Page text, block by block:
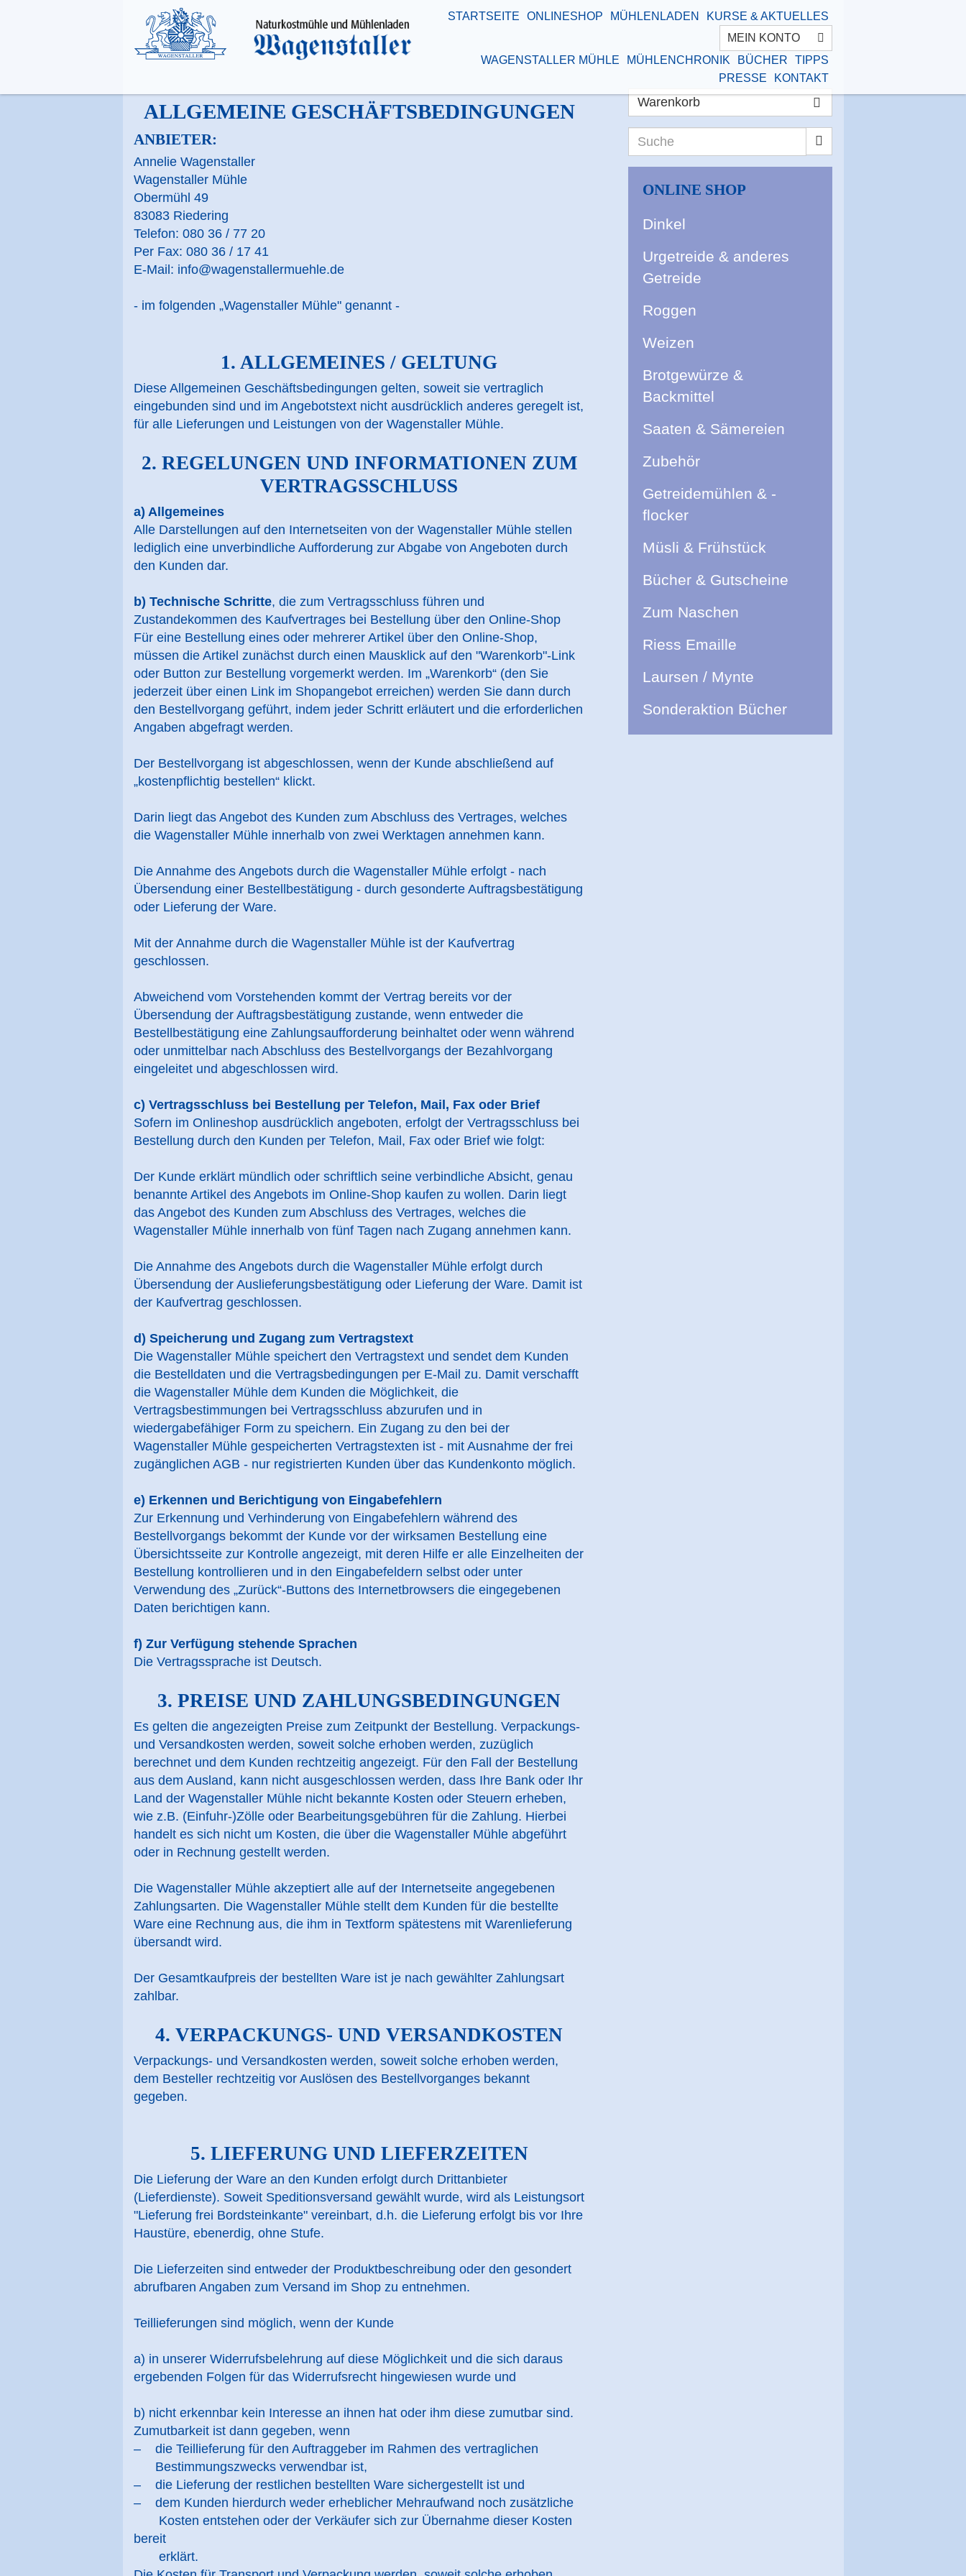
STARTSEITE ONLINESHOP MÜHLENLADEN
KURSE & AKTUELLES
MEIN KONTO
WAGENSTALLER MÜHLE
MÜHLENCHRONIK BÜCHER
TIPPS
PRESSE
KONTAKT
Warenkorb
Suche
ONLINE SHOP
Dinkel
Urgetreide & anderes
Getreide
Roggen
Weizen
Brotgewürze &
Backmittel
Saaten & Sämereien
Zubehör
Getreidemühlen & -
flocker
Müsli & Frühstück
Bücher & Gutscheine
Zum Naschen
Riess Emaille
Laursen / Mynte
Sonderaktion Bücher
ALLGEMEINE GESCHÄFTSBEDINGUNGEN
ANBIETER:
Annelie Wagenstaller
Wagenstaller Mühle
Obermühl 49
83083 Riedering
Telefon: 080 36 / 77 20
Per Fax: 080 36 / 17 41
E-Mail: info@wagenstallermuehle.de
- im folgenden „Wagenstaller Mühle" genannt -
1. ALLGEMEINES / GELTUNG
Diese Allgemeinen Geschäftsbedingungen gelten, soweit sie vertraglich
eingebunden sind und im Angebotstext nicht ausdrücklich anderes geregelt ist,
für alle Lieferungen und Leistungen von der Wagenstaller Mühle.
2. REGELUNGEN UND INFORMATIONEN ZUM
VERTRAGSSCHLUSS
a) Allgemeines
Alle Darstellungen auf den Internetseiten von der Wagenstaller Mühle stellen
lediglich eine unverbindliche Aufforderung zur Abgabe von Angeboten durch
den Kunden dar.
b) Technische Schritte, die zum Vertragsschluss führen und
Zustandekommen des Kaufvertrages bei Bestellung über den Online-Shop
Für eine Bestellung eines oder mehrerer Artikel über den Online-Shop,
müssen die Artikel zunächst durch einen Mausklick auf den "Warenkorb"-Link
oder Button zur Bestellung vorgemerkt werden. Im „Warenkorb“ (den Sie
jederzeit über einen Link im Shopangebot erreichen) werden Sie dann durch
den Bestellvorgang geführt, indem jeder Schritt erläutert und die erforderlichen
Angaben abgefragt werden.
Der Bestellvorgang ist abgeschlossen, wenn der Kunde abschließend auf
„kostenpflichtig bestellen“ klickt.
Darin liegt das Angebot des Kunden zum Abschluss des Vertrages, welches
die Wagenstaller Mühle innerhalb von zwei Werktagen annehmen kann.
Die Annahme des Angebots durch die Wagenstaller Mühle erfolgt - nach
Übersendung einer Bestellbestätigung - durch gesonderte Auftragsbestätigung
oder Lieferung der Ware.
Mit der Annahme durch die Wagenstaller Mühle ist der Kaufvertrag
geschlossen.
Abweichend vom Vorstehenden kommt der Vertrag bereits vor der
Übersendung der Auftragsbestätigung zustande, wenn entweder die
Bestellbestätigung eine Zahlungsaufforderung beinhaltet oder wenn während
oder unmittelbar nach Abschluss des Bestellvorgangs der Bezahlvorgang
eingeleitet und abgeschlossen wird.
c) Vertragsschluss bei Bestellung per Telefon, Mail, Fax oder Brief
Sofern im Onlineshop ausdrücklich angeboten, erfolgt der Vertragsschluss bei
Bestellung durch den Kunden per Telefon, Mail, Fax oder Brief wie folgt:
Der Kunde erklärt mündlich oder schriftlich seine verbindliche Absicht, genau
benannte Artikel des Angebots im Online-Shop kaufen zu wollen. Darin liegt
das Angebot des Kunden zum Abschluss des Vertrages, welches die
Wagenstaller Mühle innerhalb von fünf Tagen nach Zugang annehmen kann.
Die Annahme des Angebots durch die Wagenstaller Mühle erfolgt durch
Übersendung der Auslieferungsbestätigung oder Lieferung der Ware. Damit ist
der Kaufvertrag geschlossen.
d) Speicherung und Zugang zum Vertragstext
Die Wagenstaller Mühle speichert den Vertragstext und sendet dem Kunden
die Bestelldaten und die Vertragsbedingungen per E-Mail zu. Damit verschafft
die Wagenstaller Mühle dem Kunden die Möglichkeit, die
Vertragsbestimmungen bei Vertragsschluss abzurufen und in
wiedergabefähiger Form zu speichern. Ein Zugang zu den bei der
Wagenstaller Mühle gespeicherten Vertragstexten ist - mit Ausnahme der frei
zugänglichen AGB - nur registrierten Kunden über das Kundenkonto möglich.
e) Erkennen und Berichtigung von Eingabefehlern
Zur Erkennung und Verhinderung von Eingabefehlern während des
Bestellvorgangs bekommt der Kunde vor der wirksamen Bestellung eine
Übersichtsseite zur Kontrolle angezeigt, mit deren Hilfe er alle Einzelheiten der
Bestellung kontrollieren und in den Eingabefeldern selbst oder unter
Verwendung des „Zurück“-Buttons des Internetbrowsers die eingegebenen
Daten berichtigen kann.
f) Zur Verfügung stehende Sprachen
Die Vertragssprache ist Deutsch.
3. PREISE UND ZAHLUNGSBEDINGUNGEN
Es gelten die angezeigten Preise zum Zeitpunkt der Bestellung. Verpackungs-
und Versandkosten werden, soweit solche erhoben werden, zuzüglich
berechnet und dem Kunden rechtzeitig angezeigt. Für den Fall der Bestellung
aus dem Ausland, kann nicht ausgeschlossen werden, dass Ihre Bank oder Ihr
Land der Wagenstaller Mühle nicht bekannte Kosten oder Steuern erheben,
wie z.B. (Einfuhr-)Zölle oder Bearbeitungsgebühren für die Zahlung. Hierbei
handelt es sich nicht um Kosten, die über die Wagenstaller Mühle abgeführt
oder in Rechnung gestellt werden.
Die Wagenstaller Mühle akzeptiert alle auf der Internetseite angegebenen
Zahlungsarten. Die Wagenstaller Mühle stellt dem Kunden für die bestellte
Ware eine Rechnung aus, die ihm in Textform spätestens mit Warenlieferung
übersandt wird.
Der Gesamtkaufpreis der bestellten Ware ist je nach gewählter Zahlungsart
zahlbar.
4. VERPACKUNGS- UND VERSANDKOSTEN
Verpackungs- und Versandkosten werden, soweit solche erhoben werden,
dem Besteller rechtzeitig vor Auslösen des Bestellvorganges bekannt
gegeben.
5. LIEFERUNG UND LIEFERZEITEN
Die Lieferung der Ware an den Kunden erfolgt durch Drittanbieter
(Lieferdienste). Soweit Speditionsversand gewählt wurde, wird als Leistungsort
"Lieferung frei Bordsteinkante" vereinbart, d.h. die Lieferung erfolgt bis vor Ihre
Haustüre, ebenerdig, ohne Stufe.
Die Lieferzeiten sind entweder der Produktbeschreibung oder den gesondert
abrufbaren Angaben zum Versand im Shop zu entnehmen.
Teillieferungen sind möglich, wenn der Kunde
a) in unserer Widerrufsbelehrung auf diese Möglichkeit und die sich daraus
ergebenden Folgen für das Widerrufsrecht hingewiesen wurde und
b) nicht erkennbar kein Interesse an ihnen hat oder ihm diese zumutbar sind.
Zumutbarkeit ist dann gegeben, wenn
– die Teillieferung für den Auftraggeber im Rahmen des vertraglichen
Bestimmungszwecks verwendbar ist,
– die Lieferung der restlichen bestellten Ware sichergestellt ist und
– dem Kunden hierdurch weder erheblicher Mehraufwand noch zusätzliche
Kosten entstehen oder der Verkäufer sich zur Übernahme dieser Kosten
bereit
erklärt.